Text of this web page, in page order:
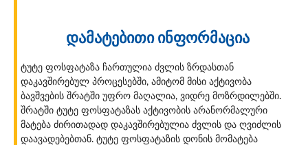
დამატებითი ინფორმაცია
ტუტე ფოსფატაზა ჩართულია ძვლის ზრდასთან
დაკავშირებულ პროცესებში, ამიტომ მისი აქტივობა
ბავშვების შრატში უფრო მაღალია, ვიდრე მოზრდილებში.
შრატში ტუტე ფოსფატაზას აქტივობის არანორმალური
მატება ძირითადად დაკავშირებულია ძვლის და ღვიძლის
დაავადებებთან. ტუტე ფოსფატაზის დონის მომატება